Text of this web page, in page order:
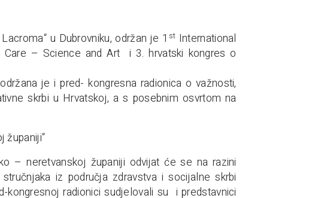
u Dubrovniku, održan je 1 st International
Care – Science and Art i 3. hrvatski kongres o
je i pred- kongresna radionica o važnosti,
skrbi u Hrvatskoj, a s posebnim osvrtom na
županiji“
– neretvanskoj županiji odvijat će se na razini
iz područja zdravstva i socijalne skrbi
kongresnoj radionici sudjelovali su i predstavnici